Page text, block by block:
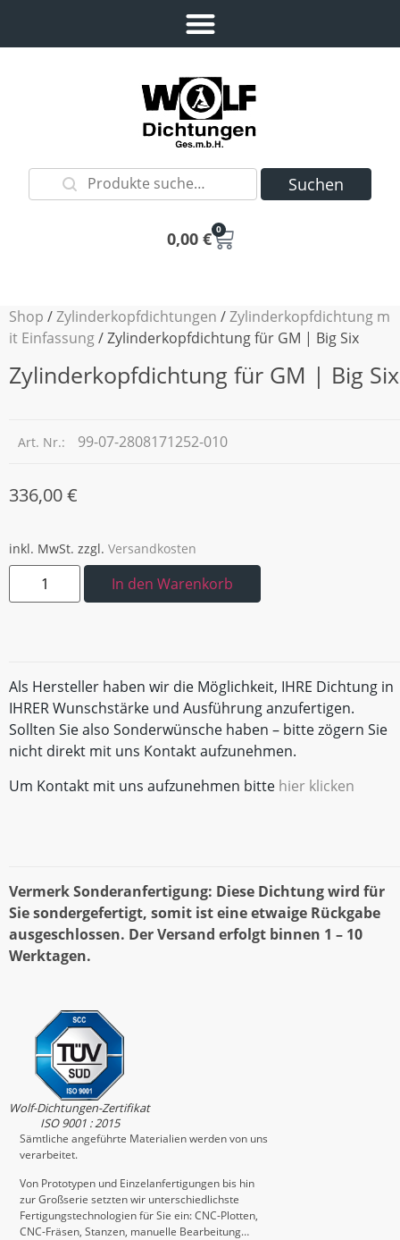
Suchen
0,00 € 0
Shop /Zylinderkopfdichtungen /Zylinderkopfdichtung m
it Einfassung/ Zylinderkopfdichtung für GM | Big Six
Zylinderkopfdichtung für GM | Big Six
Art. Nr.: 99-07-2808171252-010
336,00€
inkl. MwSt. zzgl. Versandkosten
In den Warenkorb
Als Hersteller haben wir die Möglichkeit, IHRE Dichtung in
IHRER Wunschstärke und Ausführung anzufertigen.
Sollten Sie also Sonderwünsche haben – bitte zögern Sie
nicht direkt mit uns Kontakt aufzunehmen.
Um Kontakt mit uns aufzunehmen bitte hier klicken
Vermerk Sonderanfertigung: Diese Dichtung wird für
Sie sondergefertigt, somit ist eine etwaige Rückgabe
ausgeschlossen. Der Versand erfolgt binnen 1 – 10
Werktagen.
Wolf-Dichtungen-Zertifikat
ISO 9001 : 2015
Sämtliche angeführte Materialien werden von uns
verarbeitet.
Von Prototypen und Einzelanfertigungen bis hin
zur Großserie setzten wir unterschiedlichste
Fertigungstechnologien für Sie ein: CNC-Plotten,
CNC-Fräsen, Stanzen, manuelle Bearbeitung…